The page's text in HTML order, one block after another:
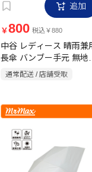
追加
￥800 税込￥880
中谷 レディース 晴雨兼
長傘 バンブー手元 無地
通常配送 / 店舗受取